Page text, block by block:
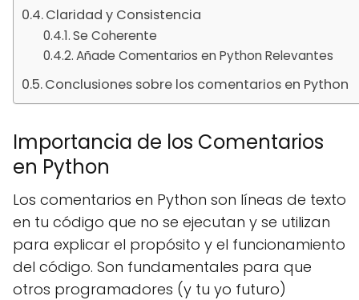
Claridad y Consistencia
Se Coherente
Añade Comentarios en Python Relevantes
Conclusiones sobre los comentarios en Python
Importancia de los Comentarios
en Python
Los comentarios en Python son líneas de texto
en tu código que no se ejecutan y se utilizan
para explicar el propósito y el funcionamiento
del código. Son fundamentales para que
otros programadores (y tu yo futuro)